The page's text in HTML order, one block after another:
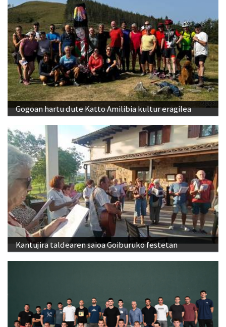
Gogoan hartu dute Katto Amilibia kultur eragilea
Kantujira taldearen saioa Goiburuko festetan